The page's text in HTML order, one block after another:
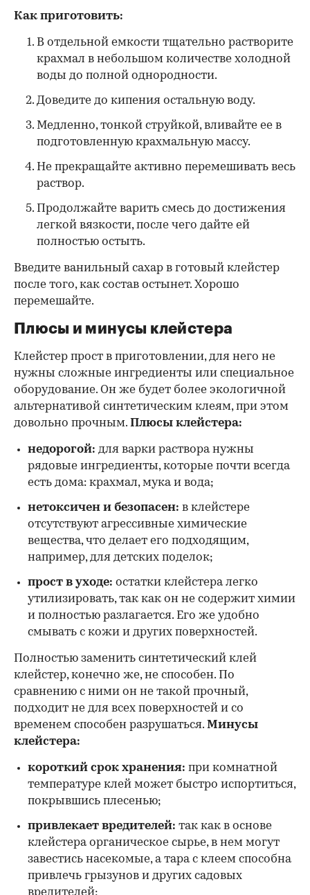
Как приготовить:
В отдельной емкости тщательно растворите
крахмал в небольшом количестве холодной
воды до полной однородности.
Доведите до кипения остальную воду.
Медленно, тонкой струйкой, вливайте ее в
подготовленную крахмальную массу.
Не прекращайте активно перемешивать весь
раствор.
Продолжайте варить смесь до достижения
легкой вязкости, после чего дайте ей
полностью остыть.
Введите ванильный сахар в готовый клейстер
после того, как состав остынет. Хорошо
перемешайте.
Плюсы и минусы клейстера
Клейстер прост в приготовлении, для него не
нужны сложные ингредиенты или специальное
оборудование. Он же будет более экологичной
альтернативой синтетическим клеям, при этом
довольно прочным. Плюсы клейстера:
недорогой: для варки раствора нужны
рядовые ингредиенты, которые почти всегда
есть дома: крахмал, мука и вода;
нетоксичен и безопасен: в клейстере
отсутствуют агрессивные химические
вещества, что делает его подходящим,
например, для детских поделок;
прост в уходе: остатки клейстера легко
утилизировать, так как он не содержит химии
и полностью разлагается. Его же удобно
смывать с кожи и других поверхностей.
Полностью заменить синтетический клей
клейстер, конечно же, не способен. По
сравнению с ними он не такой прочный,
подходит не для всех поверхностей и со
временем способен разрушаться. Минусы
клейстера:
короткий срок хранения: при комнатной
температуре клей может быстро испортиться,
покрывшись плесенью;
привлекает вредителей: так как в основе
клейстера органическое сырье, в нем могут
завестись насекомые, а тара с клеем способна
привлечь грызунов и других садовых
вредителей;